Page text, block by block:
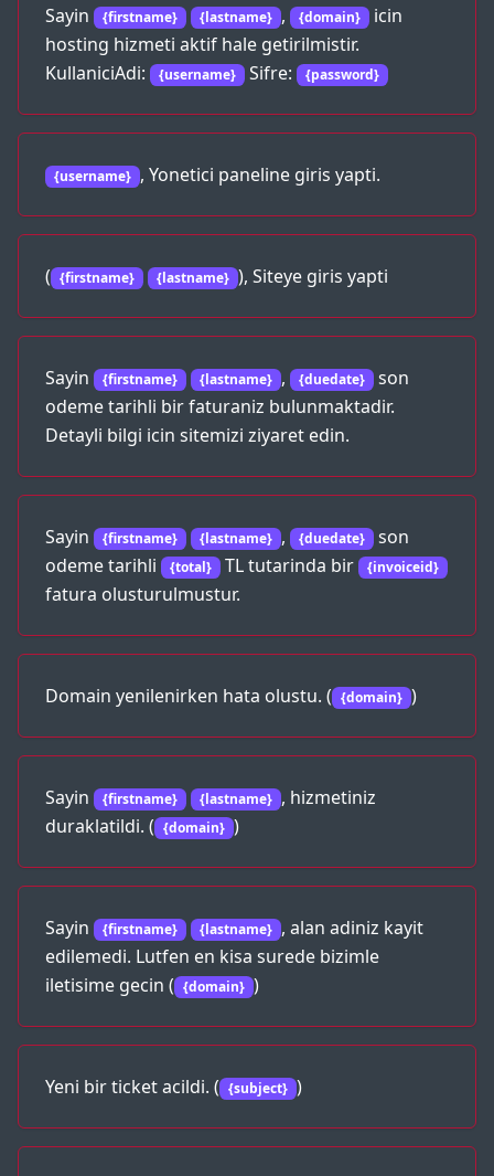
Sayin {firstname} {lastname} , {domain}
icin
hosting hizmeti aktif hale getirilmistir.
KullaniciAdi:
{username} Sifre: {password}
{username} , Yonetici paneline giris yapti.
( {firstname} {lastname} ), Siteye giris yapti
Sayin {firstname} {lastname} , {duedate}
son
odeme tarihli bir faturaniz bulunmaktadir.
Detayli bilgi icin sitemizi ziyaret edin.
Sayin {firstname} {lastname} , {duedate}
son
odeme tarihli
{total} TL tutarinda bir {invoiceid}
fatura olusturulmustur.
Domain yenilenirken hata olustu. ( {domain} )
Sayin {firstname} {lastname} , hizmetiniz
duraklatildi. ( {domain} )
Sayin {firstname} {lastname} , alan adiniz kayit
edilemedi. Lutfen en kisa surede bizimle
iletisime gecin ( {domain} )
Yeni bir ticket acildi. ( {subject} )